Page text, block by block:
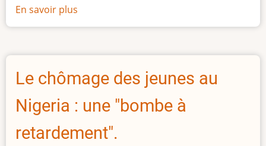
En savoir plus
La
taille
l'Afrique
Le chômage des jeunes au
Nigeria : une "bombe à
retardement".